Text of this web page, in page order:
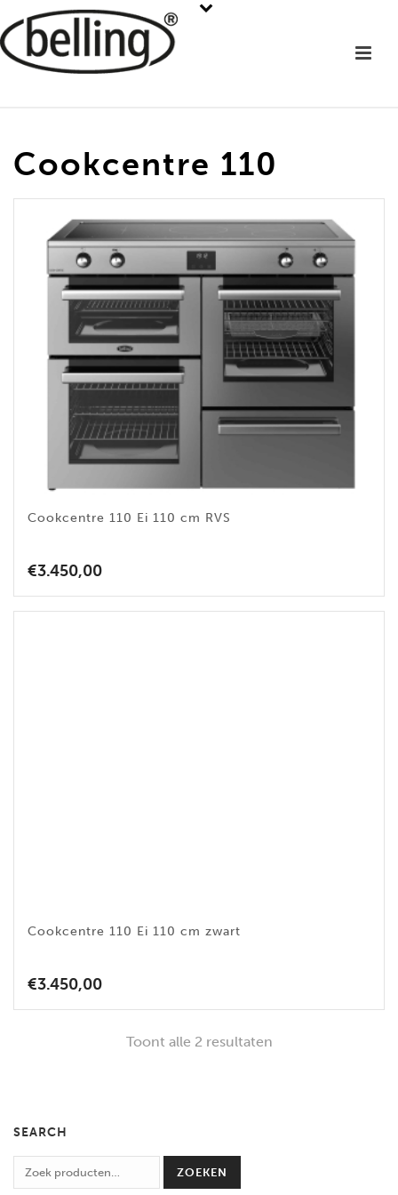
Cookcentre 110
Cookcentre 110 Ei 110 cm RVS
€3.450,00
Cookcentre 110 Ei 110 cm zwart
€3.450,00
Toont alle 2 resultaten
SEARCH
ZOEKEN